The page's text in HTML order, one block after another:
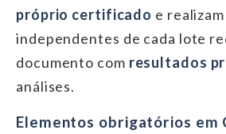
próprio certificado e
independentes de cada lote
documento com resultados
análises.
Elementos obrigatórios em